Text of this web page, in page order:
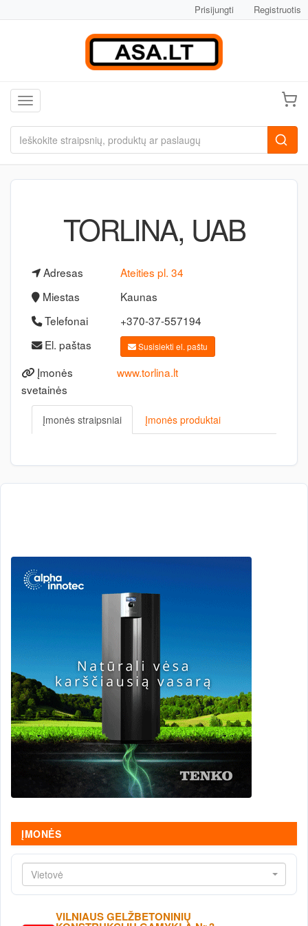
Prisijungti Registruotis
Toggle navigation
TORLINA, UAB
Adresas
Ateities pl. 34
Miestas
Kaunas
Telefonai
+370-37-557194
El. paštas
Susisiekti el. paštu
Įmonės
svetainės
www.torlina.lt
Įmonės straipsniai Įmonės produktai
ĮMONĖS
Vietovė
VILNIAUS GELŽBETONINIŲ